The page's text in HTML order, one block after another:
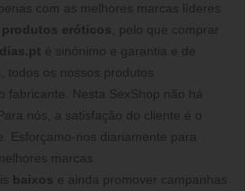
com as melhores marcas líderes
produtos eróticos , pelo que comprar
é sinónimo e garantia e de
todos os nossos produtos
fabricante. Nesta SexShop não há
nós, a satisfação do cliente é o
Esforçamo-nos diariamente para
marcas
baixos e ainda promover campanhas